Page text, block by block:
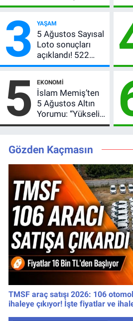
Sturm Graz maçı
bilgileri
3 YAŞAM
5 Ağustos Sayısal
Loto sonuçları
açıklandı! 522
milyon TL devretti
5 EKONOMI
İslam Memiş’ten
5 Ağustos Altın
Yorumu: “Yükseliş
Beklentim Devam
Kritik Uyarıyı Yaptı
Gözden Kaçmasın
TMSF araç satışı 2026: 106
ihaleye çıkıyor! İşte fiyatlar ve